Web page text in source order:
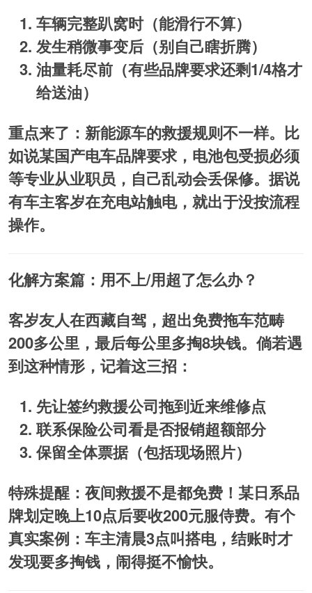
车辆完整趴窝时（能滑行不算）
发生稍微事变后（别自己瞎折腾）
油量耗尽前（有些品牌要求还剩1/4格才
给送油）
重点来了：新能源车的救援规则不一样。比
如说某国产电车品牌要求，电池包受损必须
等专业从业职员，自己乱动会丢保修。据说
有车主客岁在充电站触电，就出于没按流程
操作。
化解方案篇：用不上/用超了怎么办？
客岁友人在西藏自驾，超出免费拖车范畴
200多公里，最后每公里多掏8块钱。倘若遇
到这种情形，记着这三招：
先让签约救援公司拖到近来维修点
联系保险公司看是否报销超额部分
保留全体票据（包括现场照片）
特殊提醒：夜间救援不是都免费！某日系品
牌划定晚上10点后要收200元服侍费。有个
真实案例：车主清晨3点叫搭电，结账时才
发现要多掏钱，闹得挺不愉快。